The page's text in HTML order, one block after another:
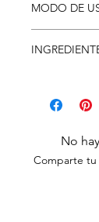
MODO DE
Vainilla,
No
Comparte tu